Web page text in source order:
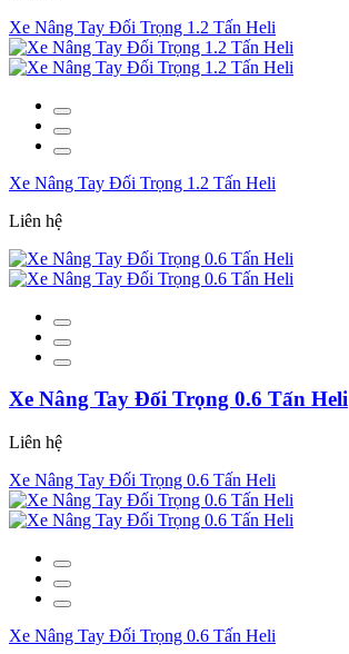
Xe Nâng Tay Đối Trọng 1.2 Tấn Heli
Xe Nâng Tay Đối Trọng 1.2 Tấn Heli
Liên hệ
Xe Nâng Tay Đối Trọng 0.6 Tấn Heli
Liên hệ
Xe Nâng Tay Đối Trọng 0.6 Tấn Heli
Xe Nâng Tay Đối Trọng 0.6 Tấn Heli